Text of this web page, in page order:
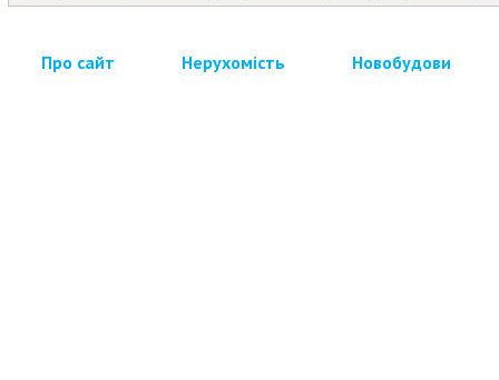
Про сайт Нерухомість Новобудови